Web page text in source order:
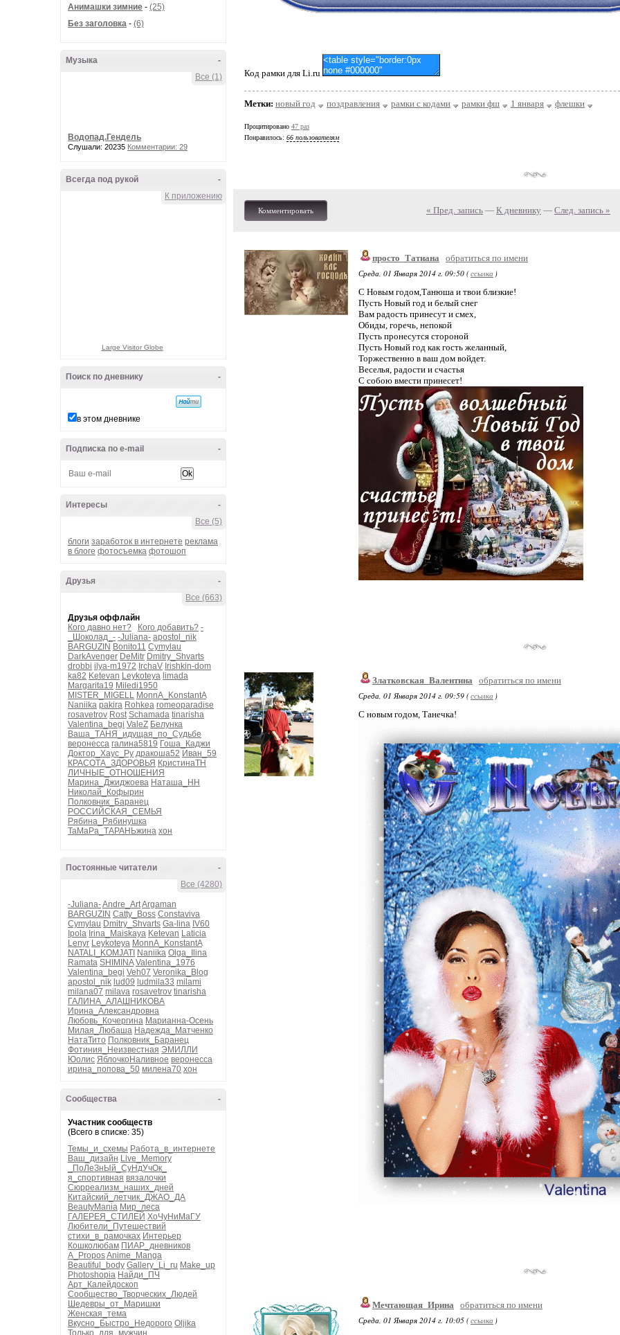
Анимашки зимние - (25)
Без заголовка - (6)
-
Музыка
Все (1)
Водопад.Гендель
Слушали: 20235 Комментарии: 29
-
Всегда под рукой
К приложению
Large Visitor Globe
-
Поиск по дневнику
в этом дневнике
-
Подписка по e-mail
-
Интересы
Все (5)
блоги заработок в интернете реклама
в блоге фотосъемка фотошоп
-
Друзья
Все (663)
Друзья оффлайн
Кого давно нет?
Кого добавить? -
_Шоколад_- -Juliana- apostol_nik
BARGUZIN Bonito11 Cymylau
DarkAvenger DeMitr Dmitry_Shvarts
drobbi ilya-m1972 IrchaV Irishkin-dom
ka82 Ketevan Leykoteya limada
Margarita19 Miledi1950
MISTER_MIGELL MonnA_KonstantA
Naniika pakira Rohkea romeoparadise
rosavetrov Rost Schamada tinarisha
Valentina_begi ValeZ Белунка
Ваша_ТАНЯ_идущая_по_Судьбе
веронесса галина5819 Гоша_Каджи
Доктор_Хаус_Ру дракоша52 Иван_59
КРАСОТА_ЗДОРОВЬЯ КристинаТН
ЛИЧНЫЕ_ОТНОШЕНИЯ
Марина_Джиджоева Наташа_НН
Николай_Кофырин
Полковник_Баранец
РОССИЙСКАЯ_СЕМЬЯ
Рябина_Рябинушка
ТаМаРа_ТАРАНЬжина хон
-
Постоянные читатели
Все (4280)
-Juliana-Andre_ArtArgaman
BARGUZIN Catty_Boss Constaviva
Cymylau Dmitry_Shvarts Ga-lina IV60
Ipola Irina_Maiskaya Ketevan Laticia
Lenyr Leykoteya MonnA_KonstantA
NATALI_KOMJATI Naniika Olga_Ilina
Ramata SHIMINA Valentina_1976
Valentina_begi Veh07 Veronika_Blog
apostol_nik lud09 ludmila33 milami
milana07 milava rosavetrov tinarisha
ГАЛИНА_АЛАШНИКОВА
Ирина_Александровна
Любовь_Кочергина Марианна-Осень
Милая_Любаша Надежда_Матченко
НатаТито Полковник_Баранец
Фотиния_Неизвестная ЭМИЛЛИ
Юолис ЯблочкоНаливное веронесса
ирина_попова_50 милена70 хон
-
Сообщества
Участник сообществ
(Всего в списке: 35)
Темы_и_схемы Работа_в_интернете
Ваш_дизайн Live_Memory
_ПоЛеЗнЫй_СуНдУчОк_
я_спортивная вязалочки
Сюрреализм_наших_дней
Китайский_летчик_ДЖАО_ДА
BeautyMania Мир_леса
ГАЛЕРЕЯ_СТИЛЕЙ ХоЧуНиМаГУ
Любители_Путешествий
стихи_в_рамочках Интерьер
Кошколюбам ПИАР_дневников
A_ProposAnime_Manga
Beautiful_body Gallery_Li_ru Make_up
Photoshopia Найди_ПЧ
Арт_Калейдоскоп
Сообщество_Творческих_Людей
Шедевры_от_Маришки
Женская_тема
Вкусно_Быстро_Недорого Oljika
Только_для_мужчин
Код рамки для Li.ru
Метки: новый год поздравления рамки с кодами рамки фш 1 января флешки
Процитировано 47 раз
Понравилось: 66 пользователям
Комментировать « Пред. запись — К дневнику — След. запись »
просто_Татиана
обратиться по имени
Среда, 01 Января 2014 г. 09:50 (ссылка )
С Новым годом,Танюша и твои близкие!
Пусть Новый год и белый снег
Вам радость принесут и смех,
Обиды, горечь, непокой
Пусть пронесутся стороной
Пусть Новый год как гость желанный,
Торжественно в ваш дом войдет.
Веселья, радости и счастья
С собою вмести принесет!
Златковская_Валентина
обратиться по имени
Среда, 01 Января 2014 г. 09:59 (ссылка )
С новым годом, Танечка!
Мечтающая_Ирина
обратиться по имени
Среда, 01 Января 2014 г. 10:05 (ссылка )